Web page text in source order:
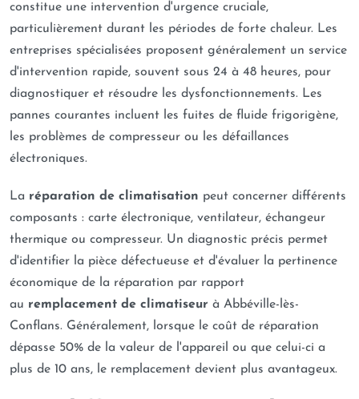
constitue une intervention d'urgence cruciale,
particulièrement durant les périodes de forte chaleur. Les
entreprises spécialisées proposent généralement un service
d'intervention rapide, souvent sous 24 à 48 heures, pour
diagnostiquer et résoudre les dysfonctionnements. Les
pannes courantes incluent les fuites de fluide frigorigène,
les problèmes de compresseur ou les défaillances
électroniques.
La réparation de climatisation peut concerner différents
composants : carte électronique, ventilateur, échangeur
thermique ou compresseur. Un diagnostic précis permet
d'identifier la pièce défectueuse et d'évaluer la pertinence
économique de la réparation par rapport
au remplacement de climatiseur à Abbéville-lès-
Conflans. Généralement, lorsque le coût de réparation
dépasse 50% de la valeur de l'appareil ou que celui-ci a
plus de 10 ans, le remplacement devient plus avantageux.